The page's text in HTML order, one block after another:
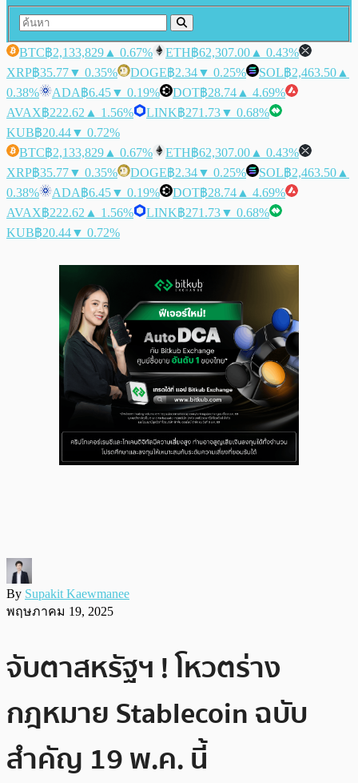
BTC฿2,133,829 ▲ 0.67% ETH฿62,307.00 ▲ 0.43%
XRP฿35.77▼ 0.35% DOGE฿2.34▼ 0.25% SOL฿2,463.50 ▲
0.38%
ADA฿6.45▼ 0.19% DOT฿28.74 ▲ 4.69%
AVAX฿222.62 ▲ 1.56% LINK฿271.73▼ 0.68%
KUB฿20.44▼ 0.72%
BTC฿2,133,829 ▲ 0.67% ETH฿62,307.00 ▲ 0.43%
XRP฿35.77▼ 0.35% DOGE฿2.34▼ 0.25% SOL฿2,463.50 ▲
0.38%
ADA฿6.45▼ 0.19% DOT฿28.74 ▲ 4.69%
AVAX฿222.62 ▲ 1.56% LINK฿271.73▼ 0.68%
KUB฿20.44▼ 0.72%
By Supakit Kaewmanee
พฤษภาคม 19, 2025
จับตาสหรัฐฯ ! โหวตร่าง
กฎหมาย Stablecoin ฉบับ
สำคัญ 19 พ.ค. นี้